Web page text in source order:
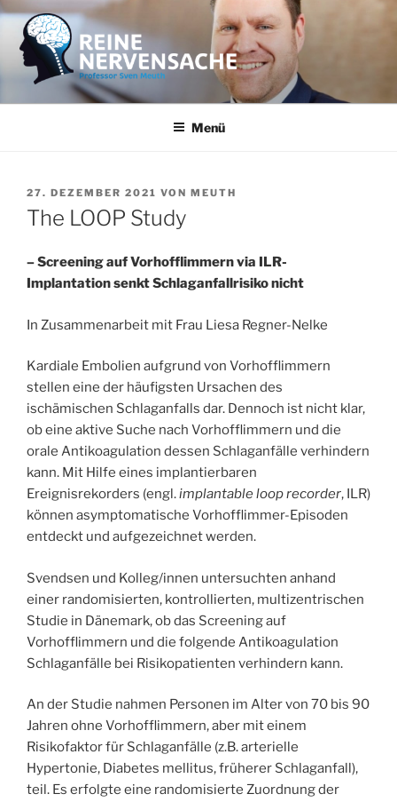
Zum
Inhalt
springen
REINE NERVENSACHE
Professor Sven Meuth
Menü
VERÖFFENTLICHT
AM
27. DEZEMBER 2021 VON MEUTH
The LOOP Study
– Screening auf Vorhofflimmern via ILR-
Implantation senkt Schlaganfallrisiko nicht
In Zusammenarbeit mit Frau Liesa Regner-Nelke
Kardiale Embolien aufgrund von Vorhofflimmern
stellen eine der häufigsten Ursachen des
ischämischen Schlaganfalls dar. Dennoch ist nicht klar,
ob eine aktive Suche nach Vorhofflimmern und die
orale Antikoagulation dessen Schlaganfälle verhindern
kann. Mit Hilfe eines implantierbaren
Ereignisrekorders (engl.implantable loop recorder, ILR)
können asymptomatische Vorhofflimmer-Episoden
entdeckt und aufgezeichnet werden.
Svendsen und Kolleg/innen untersuchten anhand
einer randomisierten, kontrollierten, multizentrischen
Studie in Dänemark, ob das Screening auf
Vorhofflimmern und die folgende Antikoagulation
Schlaganfälle bei Risikopatienten verhindern kann.
An der Studie nahmen Personen im Alter von 70 bis 90
Jahren ohne Vorhofflimmern, aber mit einem
Risikofaktor für Schlaganfälle (z.B. arterielle
Hypertonie, Diabetes mellitus, früherer Schlaganfall),
teil. Es erfolgte eine randomisierte Zuordnung der